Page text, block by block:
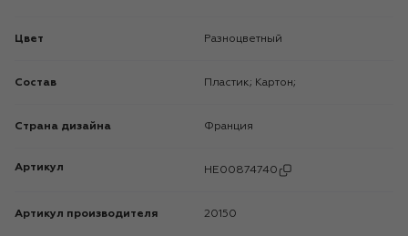
Цвет Разноцветный
Состав Пластик; Картон;
Страна дизайна Франция
Артикул HE00874740
Артикул производителя 20150